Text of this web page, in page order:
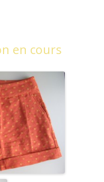
en cours